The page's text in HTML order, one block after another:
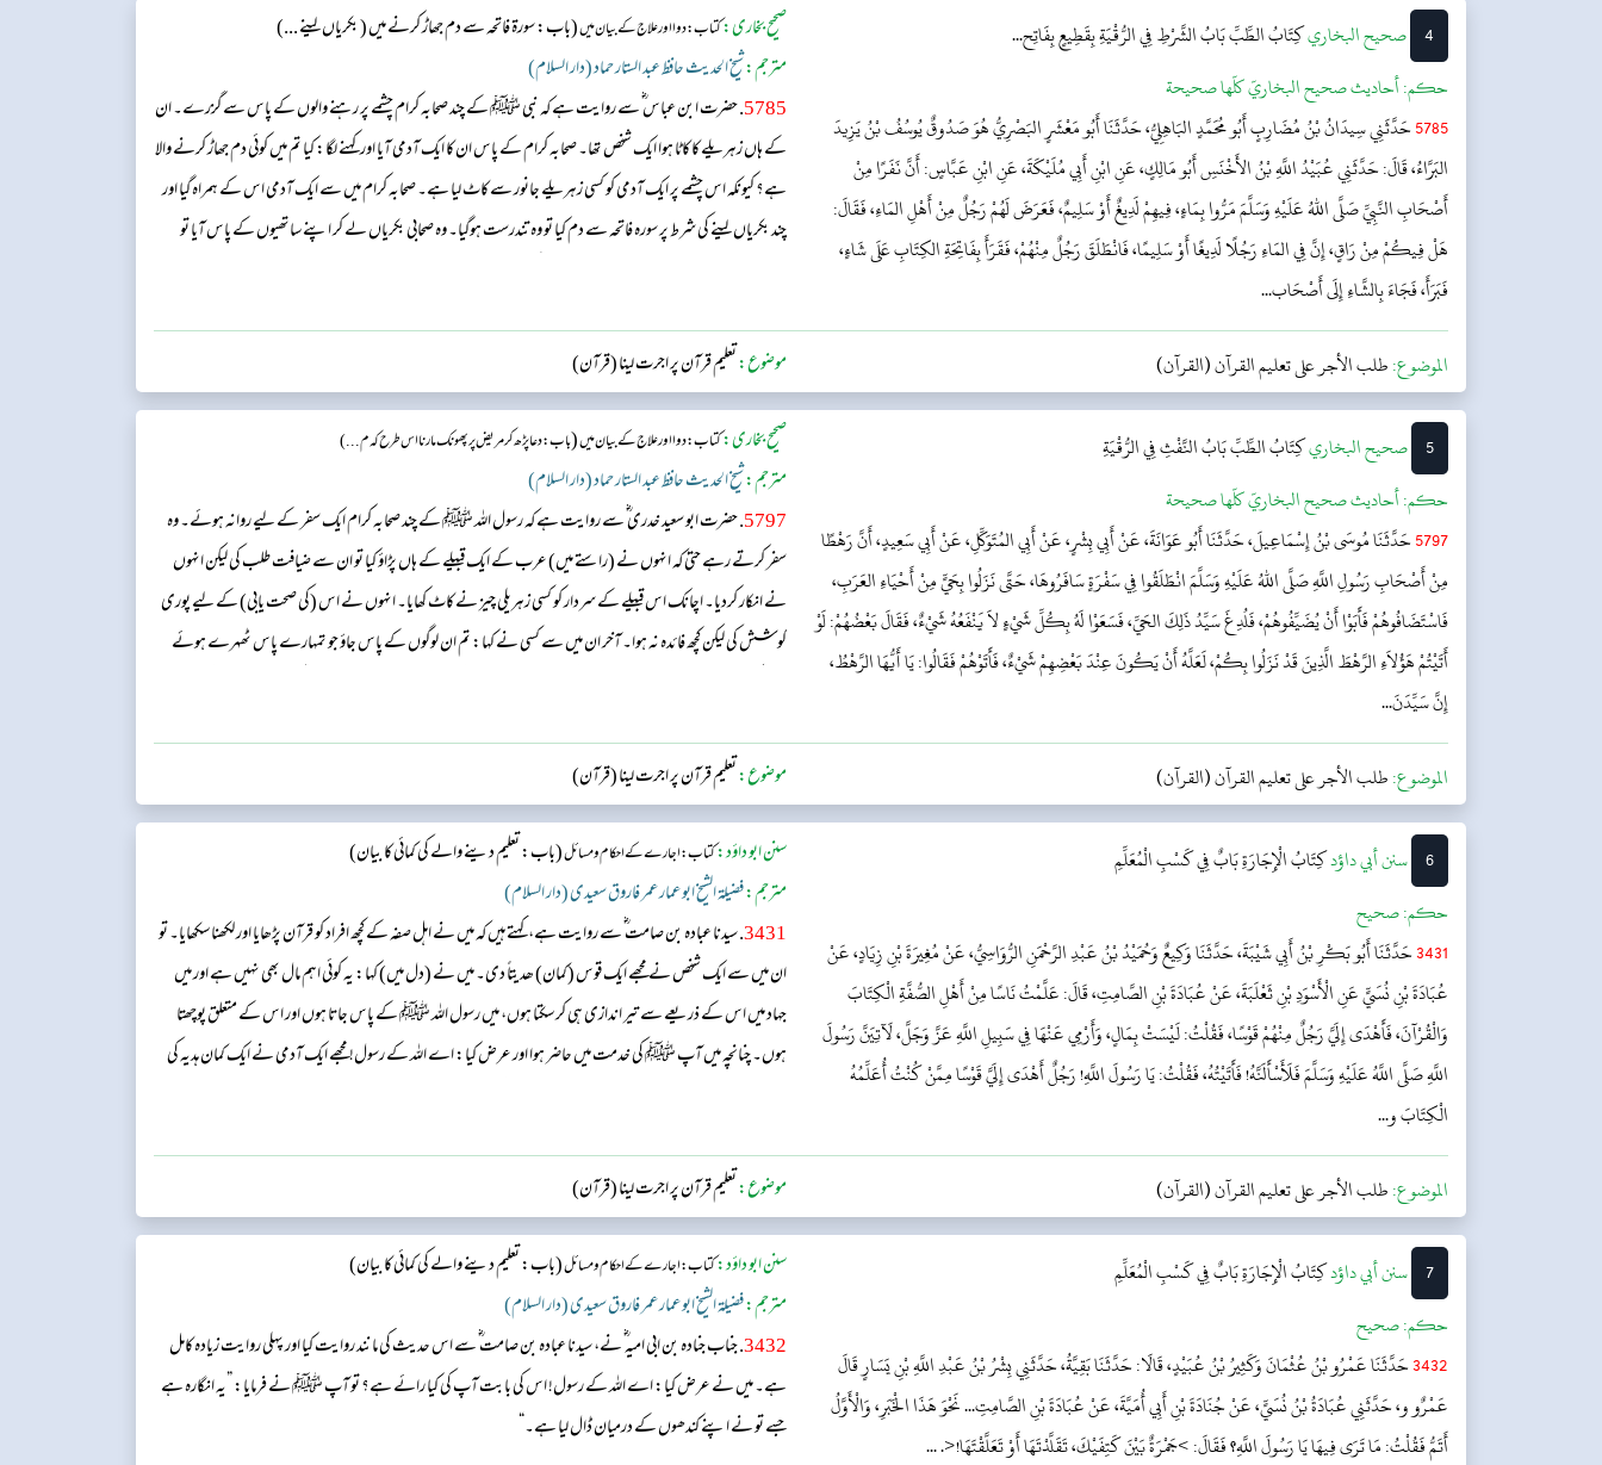
4 ‌‌صحيح البخاريكِتَابُ الطِّبِّبَابُ الشَّرْطِ فِي الرُّقْيَةِ بِقَطِيعٍ بِفَاتِح...
حکم:أحاديث صحيح البخاريّ كلّها صحيحة
5785حَدَّثَنِي سِيدَانُ بْنُ مُضَارِبٍ أَبُو مُحَمَّدٍ البَاهِلِيُّ، حَدَّثَنَا أَبُو مَعْشَرٍ البَصْرِيُّ هُوَ صَدُوقٌ يُوسُفُ بْنُ يَزِيدَ
البَرَّاءُ، قَالَ: حَدَّثَنِي عُبَيْدُ اللَّهِ بْنُ الأَخْنَسِ أَبُو مَالِكٍ، عَنِ ابْنِ أَبِي مُلَيْكَةَ، عَنِ ابْنِ عَبَّاسٍ: أَنَّ نَفَرًا مِنْ
أَصْحَابِ النَّبِيِّ صَلَّى اللهُ عَلَيْهِ وَسَلَّمَ مَرُّوا بِمَاءٍ، فِيهِمْ لَدِيغٌ أَوْ سَلِيمٌ، فَعَرَضَ لَهُمْ رَجُلٌ مِنْ أَهْلِ المَاءِ، فَقَالَ:
هَلْ فِيكُمْ مِنْ رَاقٍ، إِنَّ فِي المَاءِ رَجُلًا لَدِيغًا أَوْ سَلِيمًا، فَانْطَلَقَ رَجُلٌ مِنْهُمْ، فَقَرَأَ بِفَاتِحَةِ الكِتَابِ عَلَى شَاءٍ،
فَبَرَأَ، فَجَاءَ بِالشَّاءِ إِلَى أَصْحَاب...
صحیح بخاری:کتاب: دوا اور علاج کے بیان میں(باب: سورۃ فاتحہ سے دم جھاڑ کرنے میں ( بکریاں لینے ...)
مترجم:شیخ الحدیث حافظ عبد الستار حماد (دار السلام)
5785 . حضرت ابن عباس ؓ سے روایت ہے کہ نبی ﷺ کے چند صحابہ کرام چشمے پر رہنے والوں کے پاس سے گزرے۔ ان
کے ہاں زہریلے کا کاٹا ہوا ایک شخص تھا۔ صحابہ کرام کے پاس ان کا ایک آدمی آیا اور کہنے لگا: کیا تم میں کوئی دم جھاڑ کرنے والا
ہے؟ کیونکہ اس چشمے پر ایک آدمی کو کسی زہریلے جانور سے کاٹ لیا ہے۔ صحابہ کرام میں سے ایک آدمی اس کے ہمراہ گیا اور
چند بکریاں لینے کی شرط پر سورہ فاتحہ سے دم کیا تو وہ تندرست ہوگیا۔ وہ صحابی بکریاں لے کر اپنے ساتھیوں کے پاس آیا تو
الموضوع:طلب الأجر على تعليم القرآن (القرآن) موضوع:تعلیم قرآن پر اجرت لینا (قرآن)
5 ‌‌صحيح البخاريكِتَابُ الطِّبِّبَابُ النَّفْثِ فِي الرُّقْيَةِ
حکم:أحاديث صحيح البخاريّ كلّها صحيحة
5797حَدَّثَنَا مُوسَى بْنُ إِسْمَاعِيلَ، حَدَّثَنَا أَبُو عَوَانَةَ، عَنْ أَبِي بِشْرٍ، عَنْ أَبِي المُتَوَكِّلِ، عَنْ أَبِي سَعِيدٍ، أَنَّ رَهْطًا
مِنْ أَصْحَابِ رَسُولِ اللَّهِ صَلَّى اللهُ عَلَيْهِ وَسَلَّمَ انْطَلَقُوا فِي سَفْرَةٍ سَافَرُوهَا، حَتَّى نَزَلُوا بِحَيٍّ مِنْ أَحْيَاءِ العَرَبِ،
فَاسْتَضَافُوهُمْ فَأَبَوْا أَنْ يُضَيِّفُوهُمْ، فَلُدِغَ سَيِّدُ ذَلِكَ الحَيِّ، فَسَعَوْا لَهُ بِكُلِّ شَيْءٍ لاَ يَنْفَعُهُ شَيْءٌ، فَقَالَ بَعْضُهُمْ: لَوْ
أَتَيْتُمْ هَؤُلاَءِ الرَّهْطَ الَّذِينَ قَدْ نَزَلُوا بِكُمْ، لَعَلَّهُ أَنْ يَكُونَ عِنْدَ بَعْضِهِمْ شَيْءٌ، فَأَتَوْهُمْ فَقَالُوا: يَا أَيُّهَا الرَّهْطُ،
إِنَّ سَيِّدَنَ...
صحیح بخاری:کتاب: دوا اور علاج کے بیان میں(باب: دعا پڑھ کر مریض پر پھونک مارنا اس طرح کہ م...)
مترجم:شیخ الحدیث حافظ عبد الستار حماد (دار السلام)
5797 . حضرت ابو سعید خدری ؓ سے روایت ہے کہ رسول اللہ ﷺ کے چند صحابہ کرام ایک سفر کے لیے روانہ ہوئے۔ وہ
سفر کرتے رہے حتیٰ کہ انہوں نے (راستے میں) عرب کے ایک قبیلے کے ہاں پڑاؤ کیا تو ان سے ضیافت طلب کی لیکن انہوں
نے انکار کردیا۔ اچانک اس قبیلے کے سردار کو کسی زہریلی چیز نے کاٹ کھایا۔ انہوں نے اس (کی صحت یابی) کے لیے پوری
کوشش کی لیکن کچھ فائدہ نہ ہوا۔ آخر ان میں سے کسی نے کہا: تم ان لوگوں کے پاس جاؤ جو تمہارے پاس ٹھہرے ہوئے
الموضوع:طلب الأجر على تعليم القرآن (القرآن) موضوع:تعلیم قرآن پر اجرت لینا (قرآن)
6 ‌سنن أبي داؤدکِتَابُ الْإِجَارَةِبَابٌ فِي كَسْبِ الْمُعَلِّمِ
حکم:صحیح
3431حَدَّثَنَا أَبُو بَكْرِ بْنُ أَبِي شَيْبَةَ، حَدَّثَنَا وَكِيعٌ وَحُمَيْدُ بْنُ عَبْدِ الرَّحْمَنِ الرُّوَاسِيُّ، عَنْ مُغِيرَةَ بْنِ زِيَادٍ، عَنْ
عُبَادَةَ بْنِ نُسَيٍّ عَنِ الْأَسْوَدِ بْنِ ثَعْلَبَةَ، عَنْ عُبَادَةَ بْنِ الصَّامِتِ، قَالَ: عَلَّمْتُ نَاسًا مِنْ أَهْلِ الصُّفَّةِ الْكِتَابَ
وَالْقُرْآنَ، فَأَهْدَى إِلَيَّ رَجُلٌ مِنْهُمْ قَوْسًا، فَقُلْتُ: لَيْسَتْ بِمَالٍ، وَأَرْمِي عَنْهَا فِي سَبِيلِ اللَّهِ عَزَّ وَجَلَّ، لَآتِيَنَّ رَسُولَ
اللَّهِ صَلَّى اللَّهُ عَلَيْهِ وَسَلَّمَ فَلَأَسْأَلَنَّهُ! فَأَتَيْتُهُ، فَقُلْتُ: يَا رَسُولَ اللَّهِ! رَجُلٌ أَهْدَى إِلَيَّ قَوْسًا مِمَّنْ كُنْتُ أُعَلِّمُهُ
الْكِتَابَ و...
سنن ابو داؤد:کتاب: اجارے کے احکام و مسائل(باب: تعلیم دینے والے کی کمائی کا بیان)
مترجم:فضیلۃ الشیخ ابو عمار عمر فاروق سعیدی (دار السلام)
3431. سیدنا عبادہ بن صامت ؓ سے روایت ہے، کہتے ہیں کہ میں نے اہل صفہ کے کچھ افراد کو قرآن پڑھایا اور لکھنا سکھایا۔ تو
ان میں سے ایک شخص نے مجھے ایک قوس (کمان) ھدیتاً دی۔ میں نے (دل میں) کہا: یہ کوئی اہم مال بھی نہیں ہے اور میں
جہاد میں اس کے ذریعے سے تیر اندازی ہی کر سکتا ہوں، میں رسول اللہ ﷺ کے پاس جاتا ہوں اور اس کے متعلق پوچھتا
ہوں۔ چنانچہ میں آپ ﷺ کی خدمت میں حاضر ہوا اور عرض کیا: اے اللہ کے رسول! مجھے ایک آدمی نے ایک کمان ہدیہ کی
الموضوع:طلب الأجر على تعليم القرآن (القرآن) موضوع:تعلیم قرآن پر اجرت لینا (قرآن)
7 ‌سنن أبي داؤدکِتَابُ الْإِجَارَةِبَابٌ فِي كَسْبِ الْمُعَلِّمِ
حکم:صحیح
3432حَدَّثَنَا عَمْرُو بْنُ عُثْمَانَ وَكَثِيرُ بْنُ عُبَيْدٍ، قَالَا: حَدَّثَنَا بَقِيَّةُ، حَدَّثَنِي بِشْرُ بْنُ عَبْدِ اللَّهِ بْنِ يَسَارٍ قَالَ
عَمْرٌو و، حَدَّثَنِي عُبَادَةُ بْنُ نُسَيٍّ، عَنْ جُنَادَةَ بْنِ أَبِي أُمَيَّةَ، عَنْ عُبَادَةَ بْنِ الصَّامِتِ... نَحْوَ هَذَا الْخَبَرِ، وَالْأَوَّلُ
أَتَمُّ فَقُلْتُ: مَا تَرَى فِيهَا يَا رَسُولَ اللَّهِ؟ فَقَالَ: >جَمْرَةٌ بَيْنَ كَتِفَيْكَ، تَقَلَّدْتَهَا أَوْ تَعَلَّقْتَهَا!<. ...
سنن ابو داؤد:کتاب: اجارے کے احکام و مسائل(باب: تعلیم دینے والے کی کمائی کا بیان)
مترجم:فضیلۃ الشیخ ابو عمار عمر فاروق سعیدی (دار السلام)
3432. جناب جنادہ بن ابی امیہ ؓ نے، سیدنا عبادہ بن صامت ؓ سے اس حدیث کی مانند روایت کیا اور پہلی روایت زیادہ کامل
ہے۔ میں نے عرض کیا: اے اللہ کے رسول! اس کی بابت آپ کی کیا رائے ہے؟ تو آپ ﷺ نے فرمایا: ”یہ انگارہ ہے
جسے تو نے اپنے کندھوں کے درمیان ڈال لیا ہے۔“